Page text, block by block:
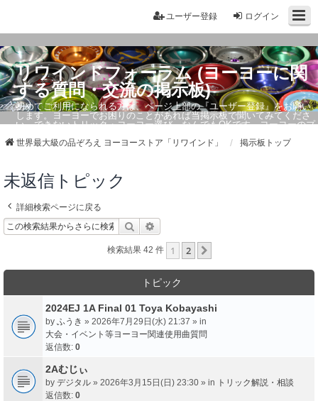
ログイン
ユーザー登録
リワインドフォーラム (ヨーヨーに関
する質問・交流の掲示板)
初めてご利用になられる方は、ページ上部の『ユーザー登録』をお願い
します。ヨーヨーでお困りのことがあれば当掲示板で聞いてみてくださ
い。できないトリック・ヨーヨー選び、なんでもOKです。ヨーヨーのプ
世界最大級の品ぞろえ ヨーヨーストア「リワインド」 掲示板トップ
未返信トピック
詳細検索ページに戻る
検索
検索結果 42 件 1 2
トピック
2024EJ 1A Final 01 Toya Kobayashi
by ふうき » 2026年7月29日(水) 21:37 » in
大会・イベント等ヨーヨー関連使用曲質問
返信数: 0
2Aむじぃ
by デジタル » 2026年3月15日(日) 23:30 » in トリック解説・相談
返信数: 0